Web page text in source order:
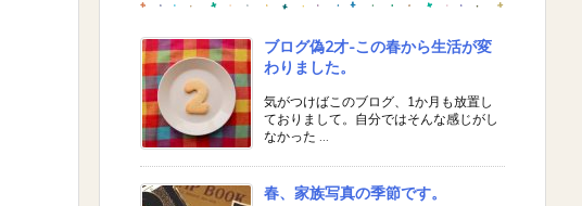
ブログ偽2才-この春から生活が変
わりました。
気がつけばこのブログ、1か月も放置し
ておりまして。自分ではそんな感じがし
なかった ...
春、家族写真の季節です。